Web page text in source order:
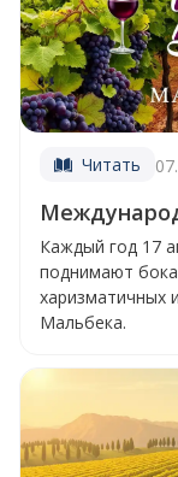
Читать
Каждый год 17
поднимают
харизматичных
Мальбека.